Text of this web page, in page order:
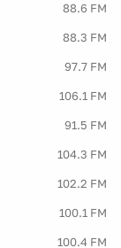
88.6 FM
88.3 FM
97.7 FM
106.1 FM
91.5 FM
104.3 FM
102.2 FM
100.1 FM
100.4 FM